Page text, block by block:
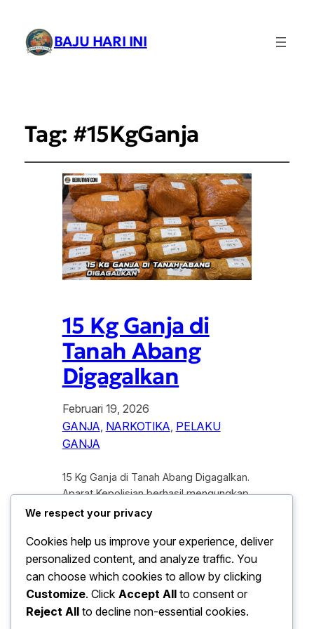
BAJU HARI INI
Tag: #15KgGanja
15 Kg Ganja di
Tanah Abang
Digagalkan
Februari 19, 2026
GANJA, NARKOTIKA, PELAKU
GANJA
15 Kg Ganja di Tanah Abang Digagalkan.
Aparat Kepolisian berhasil mengungkap
upaya peredaran narkotika skala besar
kawasan Tanah Abang, Jakarta Pusat.
Petugas menangkap para pelaku saat
mereka hendak melakukan transaksi di
sebuah penginapan kelas melati pada
Rabu malam. Operasi penggerebekan
We respect your privacy
Cookies help us improve your experience, deliver
personalized content, and analyze traffic. You
can choose which cookies to allow by clicking
Customize. Click Accept All to consent or
Reject All to decline non-essential cookies.